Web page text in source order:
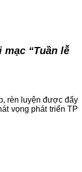
mạc “Tuần lễ
rèn luyện được đẩy
vọng phát triển TP